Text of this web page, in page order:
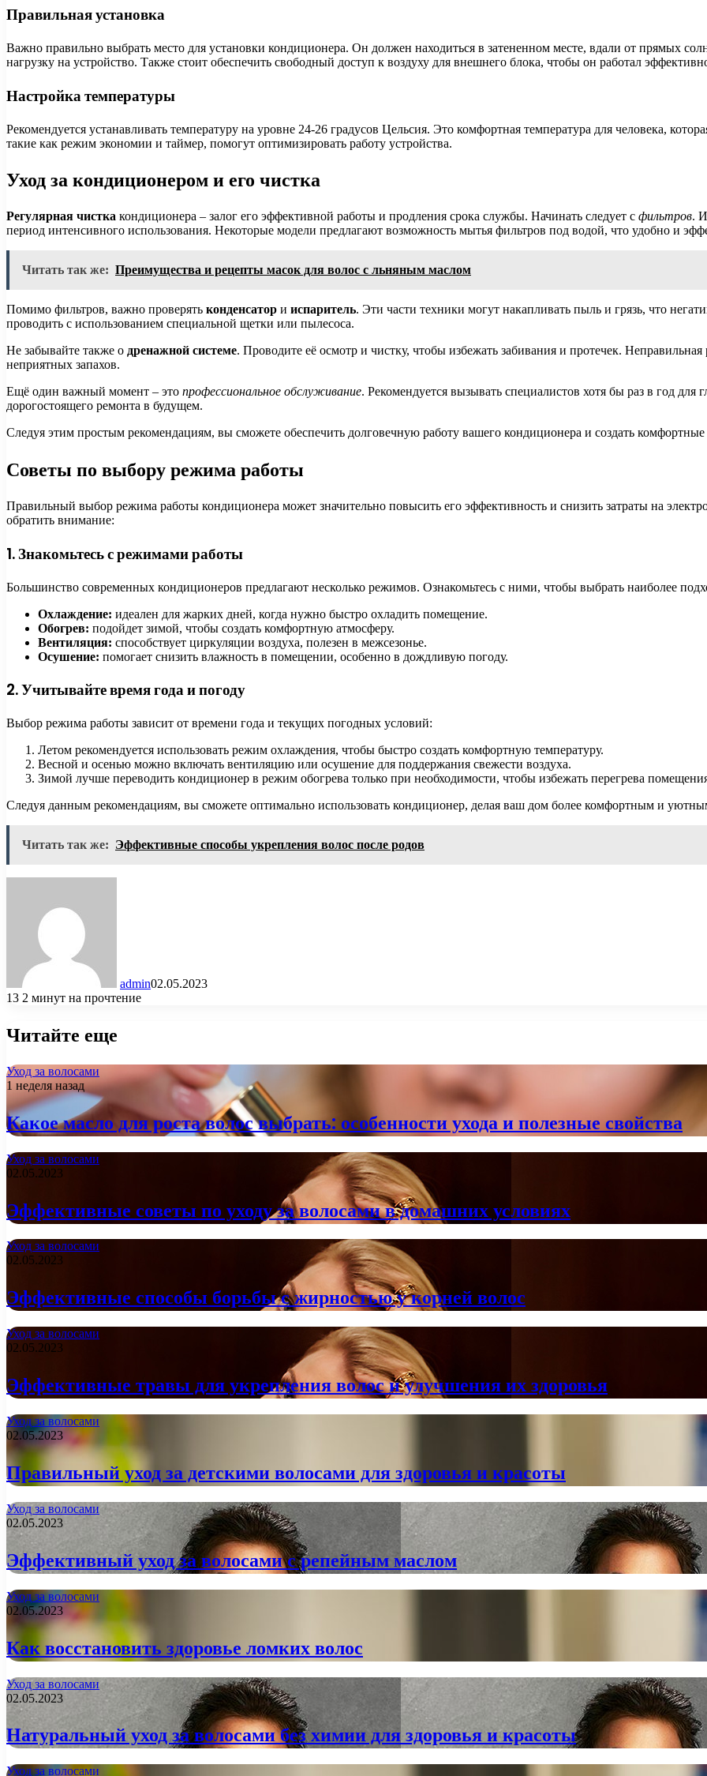
Правильная установка
Важно правильно выбрать место для установки кондиционера. Он должен находиться в затененном месте, вдали от прямых
нагрузку на устройство. Также стоит обеспечить свободный доступ к воздуху для внешнего блока, чтобы он работал
Настройка температуры
Рекомендуется устанавливать температуру на уровне 24-26 градусов Цельсия. Это комфортная температура для человека,
такие как режим экономии и таймер, помогут оптимизировать работу устройства.
Уход за кондиционером и его чистка
Регулярная чистка кондиционера – залог его эффективной работы и продления срока службы. Начинать следует с фильтров.
период интенсивного использования. Некоторые модели предлагают возможность мытья фильтров под водой, что удобно и
Читать так же: Преимущества и рецепты масок для волос с льняным маслом
Помимо фильтров, важно проверять конденсатор и испаритель. Эти части техники могут накапливать пыль и грязь, что
проводить с использованием специальной щетки или пылесоса.
Не забывайте также о дренажной системе. Проводите её осмотр и чистку, чтобы избежать забивания и протечек.
неприятных запахов.
Ещё один важный момент – это профессиональное обслуживание. Рекомендуется вызывать специалистов хотя бы раз в год
дорогостоящего ремонта в будущем.
Следуя этим простым рекомендациям, вы сможете обеспечить долговечную работу вашего кондиционера и создать
Советы по выбору режима работы
Правильный выбор режима работы кондиционера может значительно повысить его эффективность и снизить затраты на
обратить внимание:
1. Знакомьтесь с режимами работы
Большинство современных кондиционеров предлагают несколько режимов. Ознакомьтесь с ними, чтобы выбрать наиболее
Охлаждение: идеален для жарких дней, когда нужно быстро охладить помещение.
Обогрев: подойдет зимой, чтобы создать комфортную атмосферу.
Вентиляция: способствует циркуляции воздуха, полезен в межсезонье.
Осушение: помогает снизить влажность в помещении, особенно в дождливую погоду.
2. Учитывайте время года и погоду
Выбор режима работы зависит от времени года и текущих погодных условий:
Летом рекомендуется использовать режим охлаждения, чтобы быстро создать комфортную температуру.
Весной и осенью можно включать вентиляцию или осушение для поддержания свежести воздуха.
Зимой лучше переводить кондиционер в режим обогрева только при необходимости, чтобы избежать перегрева
Следуя данным рекомендациям, вы сможете оптимально использовать кондиционер, делая ваш дом более комфортным и
Читать так же: Эффективные способы укрепления волос после родов
admin02.05.2023
13 2 минут на прочтение
Читайте еще
Уход за волосами
1 неделя назад
Какое масло для роста волос выбрать: особенности ухода и полезные свойства
Уход за волосами
02.05.2023
Эффективные советы по уходу за волосами в домашних условиях
Уход за волосами
02.05.2023
Эффективные способы борьбы с жирностью у корней волос
Уход за волосами
02.05.2023
Эффективные травы для укрепления волос и улучшения их здоровья
Уход за волосами
02.05.2023
Правильный уход за детскими волосами для здоровья и красоты
Уход за волосами
02.05.2023
Эффективный уход за волосами с репейным маслом
Уход за волосами
02.05.2023
Как восстановить здоровье ломких волос
Уход за волосами
02.05.2023
Натуральный уход за волосами без химии для здоровья и красоты
Уход за волосами